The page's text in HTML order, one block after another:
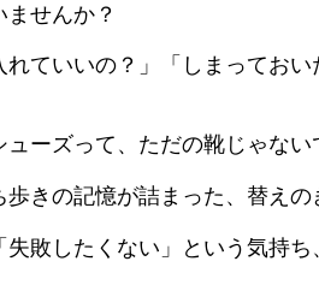
せんか？
れていいの？」「しまってお
ューズって、ただの靴じゃない
きの記憶が詰まった、替えの
失敗したくない」という気持ち